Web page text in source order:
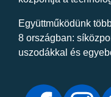
Együttműködünk
8 országban:
uszodákkal és